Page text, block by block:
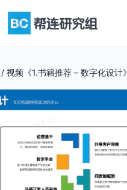
/ 视频《1.书籍推荐 – 数字化设计》